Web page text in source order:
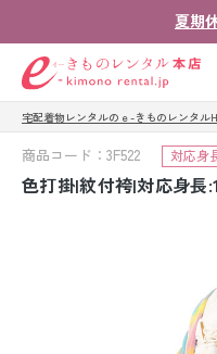
夏期
ゲスト
お気に入り
宅配着物レンタルのｅ-きものレンタル
商品コード：3F522 対応身
色打掛|紋付袴|対応身長